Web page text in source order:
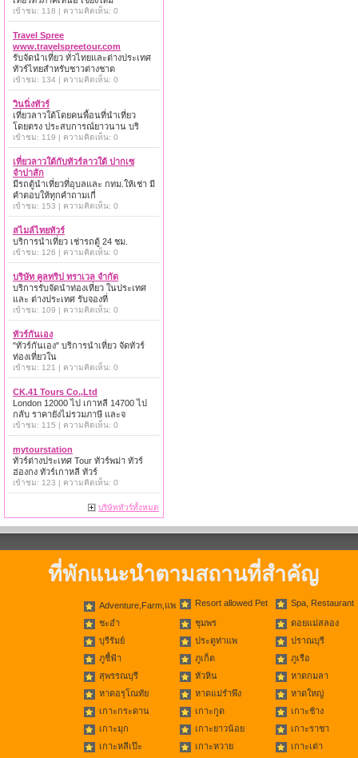
เข้าชม: 118 | ความคิดเห็น: 0
Travel Spree
www.travelspreetour.com
รับจัดนำเที่ยว ทั่วไทยและต่างประเทศ
ทัวร์ไทยสำหรับชาวต่างชาต
เข้าชม: 134 | ความคิดเห็น: 0
วินนิ่งทัวร์
เที่ยวลาวใต้โดยคนพื้อนที่นำเที่ยว
โดยตรง ประสบการณ์ยาวนาน บริ
เข้าชม: 119 | ความคิดเห็น: 0
เที่ยวลาวใต้กับทัวร์ลาวใต้ ปากเซ
จำปาสัก
มีรถตู้นำเที่ยวที่อุบลและ กทม.ให้เช่า มี
คำตอบให้ทุกคำถามเกี่
เข้าชม: 153 | ความคิดเห็น: 0
สไมล์ไทยทัวร์
บริการนำเที่ยว เช่ารถตู้ 24 ชม.
เข้าชม: 126 | ความคิดเห็น: 0
บริษัท คูลทริป ทราเวล จำกัด
บริการรับจัดนำท่องเที่ยว ในประเทศ
และ ต่างประเทศ รับจองที่
เข้าชม: 109 | ความคิดเห็น: 0
ทัวร์กันเอง
"ทัวร์กันเอง" บริการนำเที่ยว จัดทัวร์
ท่องเที่ยวใน
เข้าชม: 121 | ความคิดเห็น: 0
CK.41 Tours Co.,Ltd
London 12000 ไป เกาหลี 14700 ไป
กลับ ราคายังไม่รวมภาษี และจ
เข้าชม: 115 | ความคิดเห็น: 0
mytourstation
ทัวร์ต่างประเทศ Tour ทัวร์พม่า ทัวร์
ฮ่องกง ทัวร์เกาหลี ทัวร์
เข้าชม: 123 | ความคิดเห็น: 0
บริษัททัวร์ทั้งหมด
ที่พักแนะนำตามสถานที่สำคัญ
Adventure,Farm,แพ Resort allowed Pet Spa, Restaurant
ชะอำ ชุมพร
ดอยแม่สลอง
บุรีรัมย์
ประตูท่าแพ
ปราณบุรี
ภูชี้ฟ้า
ภูเก็ต
ภูเรือ
สุพรรณบุรี
หัวหิน
หาดกมลา
หาดอรุโณทัย
หาดแม่รำพึง
หาดใหญ่
เกาะกระดาน
เกาะกูด
เกาะช้าง
เกาะมุก
เกาะยาวน้อย
เกาะราชา
เกาะหลีเป๊ะ
เกาะหวาย
เกาะเต่า